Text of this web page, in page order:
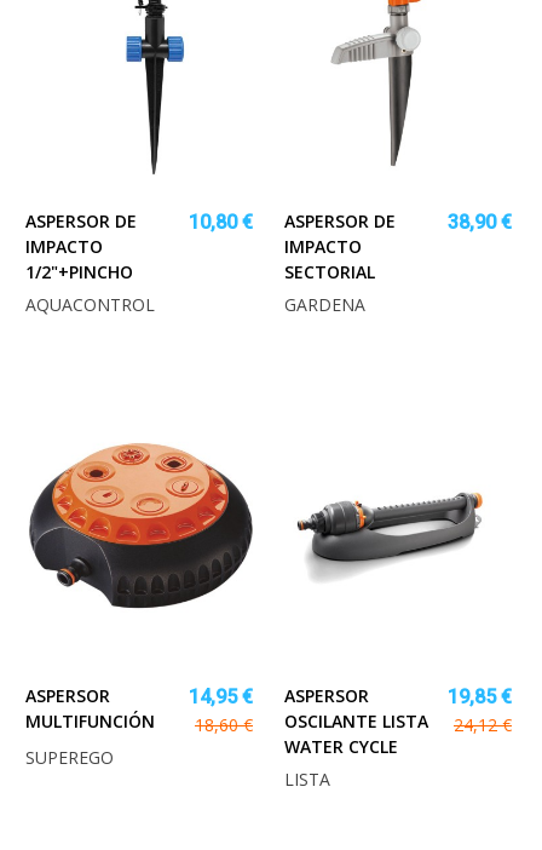
ASPERSOR DE
IMPACTO
1/2"+PINCHO
10,80 €
AQUACONTROL
ASPERSOR DE
IMPACTO
SECTORIAL
38,90 €
GARDENA
ASPERSOR
MULTIFUNCIÓN
14,95 €
18,60 €
SUPEREGO
ASPERSOR
OSCILANTE LISTA
WATER CYCLE
19,85 €
24,12 €
LISTA